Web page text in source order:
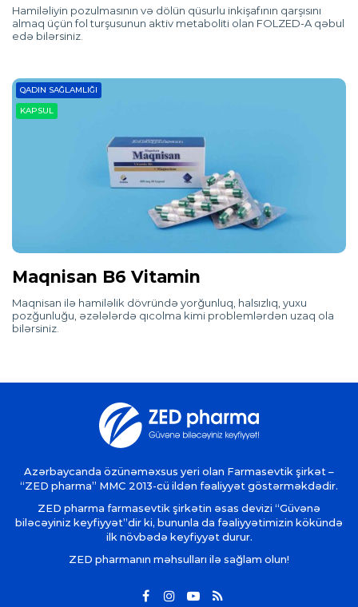
Hamiləliyin pozulmasının və dölün qüsurlu inkişafının qarşısını
almaq üçün fol turşusunun aktiv metaboliti olan FOLZED-A qəbul
edə bilərsiniz.
QADIN SAĞLAMLIĞI
KAPSUL
Maqnisan B6 Vitamin
Maqnisan ilə hamiləlik dövründə yorğunluq, halsızlıq, yuxu
pozğunluğu, əzələlərdə qıcolma kimi problemlərdən uzaq ola
bilərsiniz.
Azərbaycanda özünəməxsus yeri olan Farmasevtik şirkət –
“ZED pharma” MMC 2013-cü ildən fəaliyyət göstərməkdədir.
ZED pharma farmasevtik şirkətin əsas devizi “Güvənə
biləcəyiniz keyfiyyət”dir ki, bununla da fəaliyyətimizin kökündə
ilk növbədə keyfiyyət durur.
ZED pharmanın məhsulları ilə sağlam olun!